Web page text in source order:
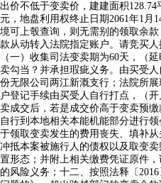
出价不低于变卖价，建建面积
元，地盘利用权终止日期2061年1月
境可上彀查询，则无需别的领取余
款从动转入法院指定账户。请竞买
（一）收集司法变卖期为60天，（
卖勾当？并承担瑕疵义务。由买受
份无限公司两江新溉支行；法院所
户登记手续由买受人自行打点，（
卖成交后，若是成交价高于变卖预
自行到本地相关本能机能部分进行
于领取变卖发生的费用丧失、填补
冲抵本案被施行人的债权以及取变
置形态；并附上相关缴费凭证原件
的风险义务；十二、按照法释〔